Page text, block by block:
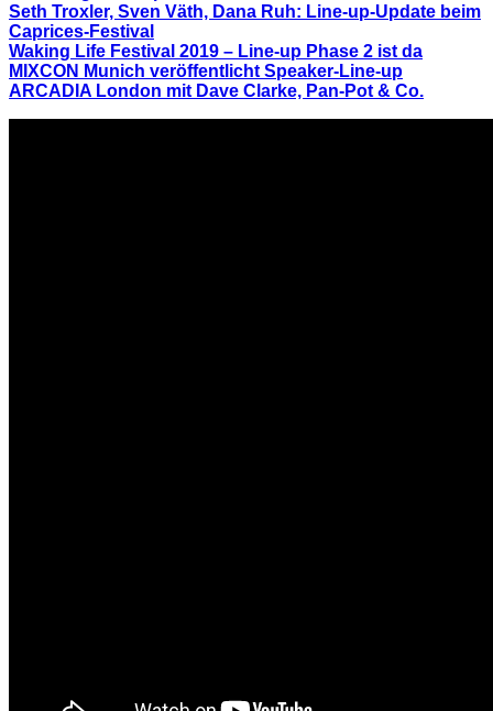
Seth Troxler, Sven Väth, Dana Ruh: Line-up-Update beim
Caprices-Festival
Waking Life Festival 2019 – Line-up Phase 2 ist da
MIXCON Munich veröffentlicht Speaker-Line-up
ARCADIA London mit Dave Clarke, Pan-Pot & Co.